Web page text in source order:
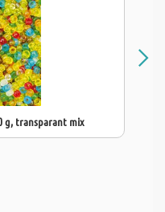
g, transparant mix